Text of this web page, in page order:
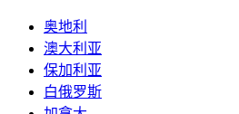
奥地利
澳大利亚
保加利亚
白俄罗斯